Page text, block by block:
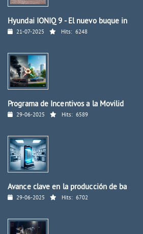
Hyundai IONIQ 9 - El nuevo buque in
21-07-2025 Hits: 6248
Programa de Incentivos a la Movilid
29-06-2025 Hits: 6589
Avance clave en la producción de ba
29-06-2025 Hits: 6702